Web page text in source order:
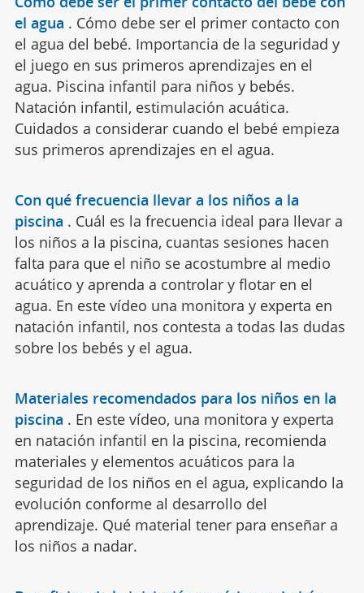
el agua . Cómo debe ser el primer contacto con
el agua del bebé. Importancia de la seguridad y
el juego en sus primeros aprendizajes en el
agua. Piscina infantil para niños y bebés.
Natación infantil, estimulación acuática.
Cuidados a considerar cuando el bebé empieza
sus primeros aprendizajes en el agua.
Con qué frecuencia llevar a los niños a la
piscina . Cuál es la frecuencia ideal para llevar a
los niños a la piscina, cuantas sesiones hacen
falta para que el niño se acostumbre al medio
acuático y aprenda a controlar y flotar en el
agua. En este vídeo una monitora y experta en
natación infantil, nos contesta a todas las dudas
sobre los bebés y el agua.
Materiales recomendados para los niños en la
piscina . En este vídeo, una monitora y experta
en natación infantil en la piscina, recomienda
materiales y elementos acuáticos para la
seguridad de los niños en el agua, explicando la
evolución conforme al desarrollo del
aprendizaje. Qué material tener para enseñar a
los niños a nadar.